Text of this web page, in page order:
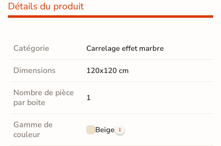
Détails du produit
Catégorie Carrelage effet marbre
Dimensions 120x120 cm
Nombre de pièce
par boite
1
Gamme de
couleur
Beige